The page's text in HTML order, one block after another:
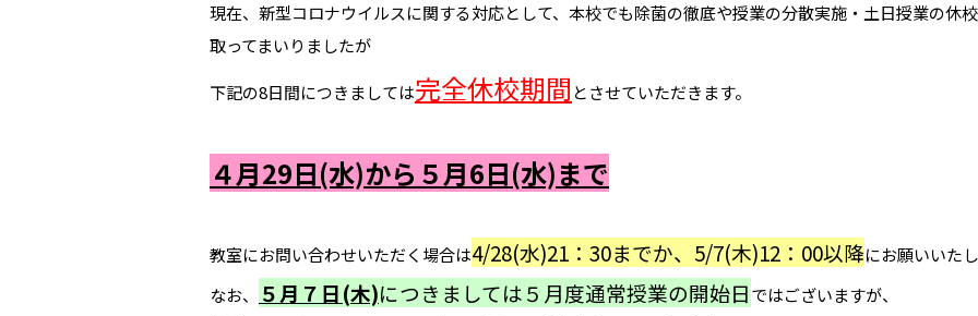
現在、新型コロナウイルスに関する対応として、本校でも除菌の徹底や授業の分散実施・土日授業の休
取ってまいりましたが
下記の8日間につきましては完全休校期間 とさせていただきます。
４月29日(水)から５月6日(水)まで
教室にお問い合わせいただく場合は4/28(水)21：30までか、5/7(木)12：00以降にお願いいた
なお、
５月７日(木)につきましては５月度通常授業の開始日ではございますが、